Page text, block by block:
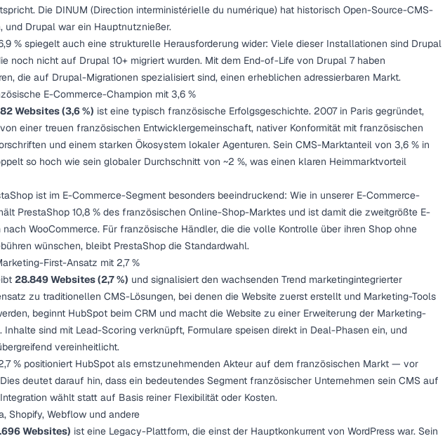
Die DINUM (Direction interministérielle du numérique) hat historisch Open-Source-CMS-
und Drupal war ein Hauptnutznießer.
% spiegelt auch eine strukturelle Herausforderung wider: Viele dieser Installationen sind Drupal
noch nicht auf Drupal 10+ migriert wurden. Mit dem End-of-Life von Drupal 7 haben
die auf Drupal-Migrationen spezialisiert sind, einen erheblichen adressierbaren Markt.
E-Commerce-Champion mit 3,6 %
Websites (3,6 %) ist eine typisch französische Erfolgsgeschichte. 2007 in Paris gegründet,
einer treuen französischen Entwicklergemeinschaft, nativer Konformität mit französischen
und einem starken Ökosystem lokaler Agenturen. Sein CMS-Marktanteil von 3,6 % in
so hoch wie sein globaler Durchschnitt von ~2 %, was einen klaren Heimmarktvorteil
ist im E-Commerce-Segment besonders beeindruckend: Wie in unserer E-Commerce-
PrestaShop 10,8 % des französischen Online-Shop-Marktes und ist damit die zweitgrößte E-
WooCommerce. Für französische Händler, die die volle Kontrolle über ihren Shop ohne
wünschen, bleibt PrestaShop die Standardwahl.
First-Ansatz mit 2,7 %
28.849 Websites (2,7 %) und signalisiert den wachsenden Trend marketingintegrierter
zu traditionellen CMS-Lösungen, bei denen die Website zuerst erstellt und Marketing-Tools
beginnt HubSpot beim CRM und macht die Website zu einer Erweiterung der Marketing-
Inhalte sind mit Lead-Scoring verknüpft, Formulare speisen direkt in Deal-Phasen ein, und
vereinheitlicht.
% positioniert HubSpot als ernstzunehmenden Akteur auf dem französischen Markt — vor
deutet darauf hin, dass ein bedeutendes Segment französischer Unternehmen sein CMS auf
wählt statt auf Basis reiner Flexibilität oder Kosten.
Shopify, Webflow und andere
Websites) ist eine Legacy-Plattform, die einst der Hauptkonkurrent von WordPress war. Sein